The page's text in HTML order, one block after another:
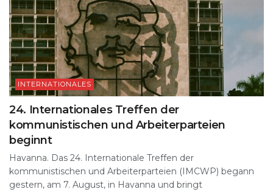
INTERNATIONALES
24. Internationales Treffen der
kommunistischen und Arbeiterparteien
beginnt
Havanna. Das 24. Internationale Treffen der
kommunistischen und Arbeiterparteien (IMCWP) begann
gestern, am 7. August, in Havanna und bringt